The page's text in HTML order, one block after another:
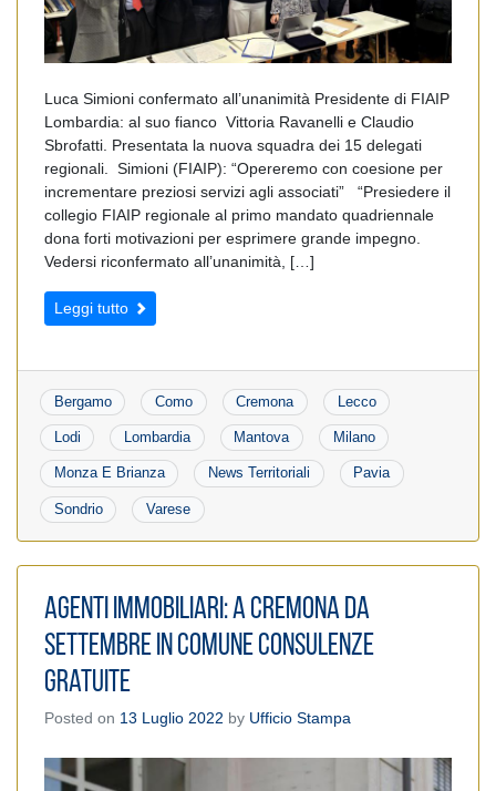
Luca Simioni confermato all’unanimità Presidente di FIAIP
Lombardia: al suo fianco Vittoria Ravanelli e Claudio
Sbrofatti. Presentata la nuova squadra dei 15 delegati
regionali. Simioni (FIAIP): “Opereremo con coesione per
incrementare preziosi servizi agli associati” “Presiedere il
collegio FIAIP regionale al primo mandato quadriennale
dona forti motivazioni per esprimere grande impegno.
Vedersi riconfermato all’unanimità, […]
Leggi tutto
Bergamo Como Cremona Lecco
Lodi Lombardia Mantova Milano
Monza E Brianza News Territoriali Pavia
Sondrio Varese
Agenti Immobiliari: A Cremona da
settembre in Comune consulenze
gratuite
Posted on 13 Luglio 2022 by Ufficio Stampa